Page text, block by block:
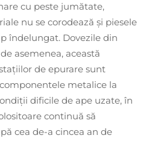
cu peste jumătate,
nu se corodează și piesele
îndelungat. Dovezile din
asemenea, această
de epurare sunt
metalice la
dificile de ape uzate, în
continuă să
cea de-a cincea an de